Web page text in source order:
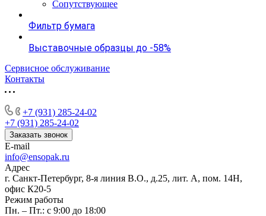
Сопутствующее
Фильтр бумага
Выставочные образцы до -58%
Сервисное обслуживание
Контакты
+7 (931) 285-24-02
+7 (931) 285-24-02
Заказать звонок
E-mail
info@ensopak.ru
Адрес
г. Санкт-Петербург, 8-я линия В.О., д.25, лит. А, пом. 14Н,
офис К20-5
Режим работы
Пн. – Пт.: с 9:00 до 18:00